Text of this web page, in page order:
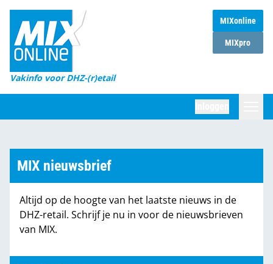
MIXonline
MIXpro
Vakinfo voor DHZ-(r)etail
Home
Magazines
DHZ Sessie
Marktcijfers
Partners
MIX nieuwsbrief
Altijd op de hoogte van het laatste nieuws in de
DHZ-retail. Schrijf je nu in voor de nieuwsbrieven
van MIX.